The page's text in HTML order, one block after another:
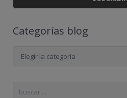
Categorías blog